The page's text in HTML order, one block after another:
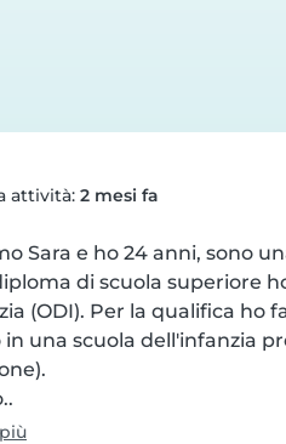
attività: 2 mesi fa
Sara e ho 24 anni, sono
di scuola superiore
(ODI). Per la qualifica ho
una scuola dell'infanzia